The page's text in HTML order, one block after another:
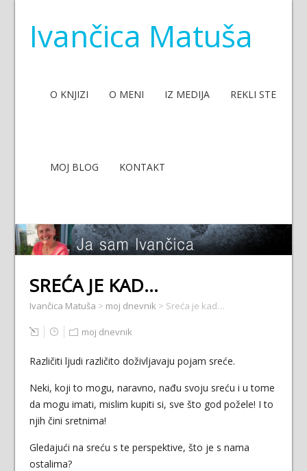
Ivančica Matuša
O KNJIZI O MENI IZ MEDIJA REKLI STE
MOJ BLOG KONTAKT
SREĆA JE KAD…
Ivančica Matuša > moj dnevnik > Sreća je kad…
moj dnevnik
Različiti ljudi različito doživljavaju pojam sreće.
Neki, koji to mogu, naravno, nađu svoju sreću i u tome
da mogu imati, mislim kupiti si, sve što god požele! I to
njih čini sretnima!
Gledajući na sreću s te perspektive, što je s nama
ostalima?